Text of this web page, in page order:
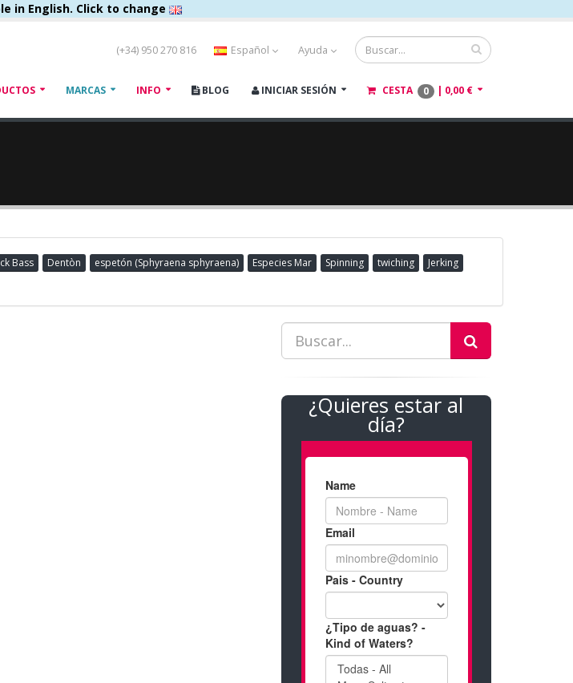
in English. Click to change
(+34) 950 270 816 Español Ayuda
MARCAS INFO BLOG INICIAR SESIÓN CESTA 0 | 0,00 €
Bass Dentòn espetón (Sphyraena sphyraena) Especies Mar Spinning twiching
Jerking
¿Quieres estar al
día?